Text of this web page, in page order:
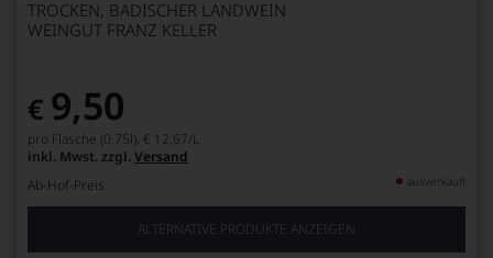
TROCKEN, BADISCHER LANDWEIN
WEINGUT FRANZ KELLER
€ 9,50
pro Flasche (0.75l), € 12,67/L
inkl. Mwst. zzgl. Versand
Ab-Hof-Preis
ausverkauft
ALTERNATIVE PRODUKTE ANZEIGEN